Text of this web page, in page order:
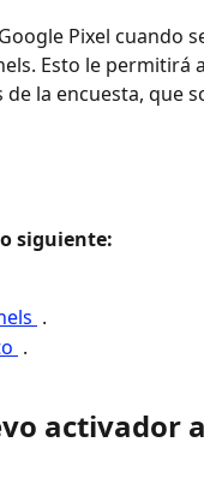
Pixel cuando
Esto le permitirá
la encuesta, que
siguiente:
.
.
activador